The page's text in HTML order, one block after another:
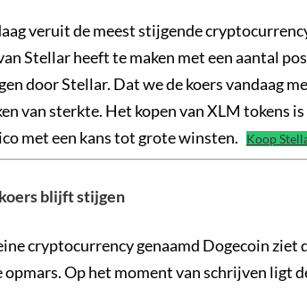
veruit de meest stijgende
Stellar heeft te maken met een aantal
door Stellar. Dat we de koers vandaag
van sterkte. Het kopen van XLM tokens
met een kans tot grote winsten.
Koop
blijft stijgen
cryptocurrency genaamd Dogecoin ziet
opmars. Op het moment van schrijven ligt